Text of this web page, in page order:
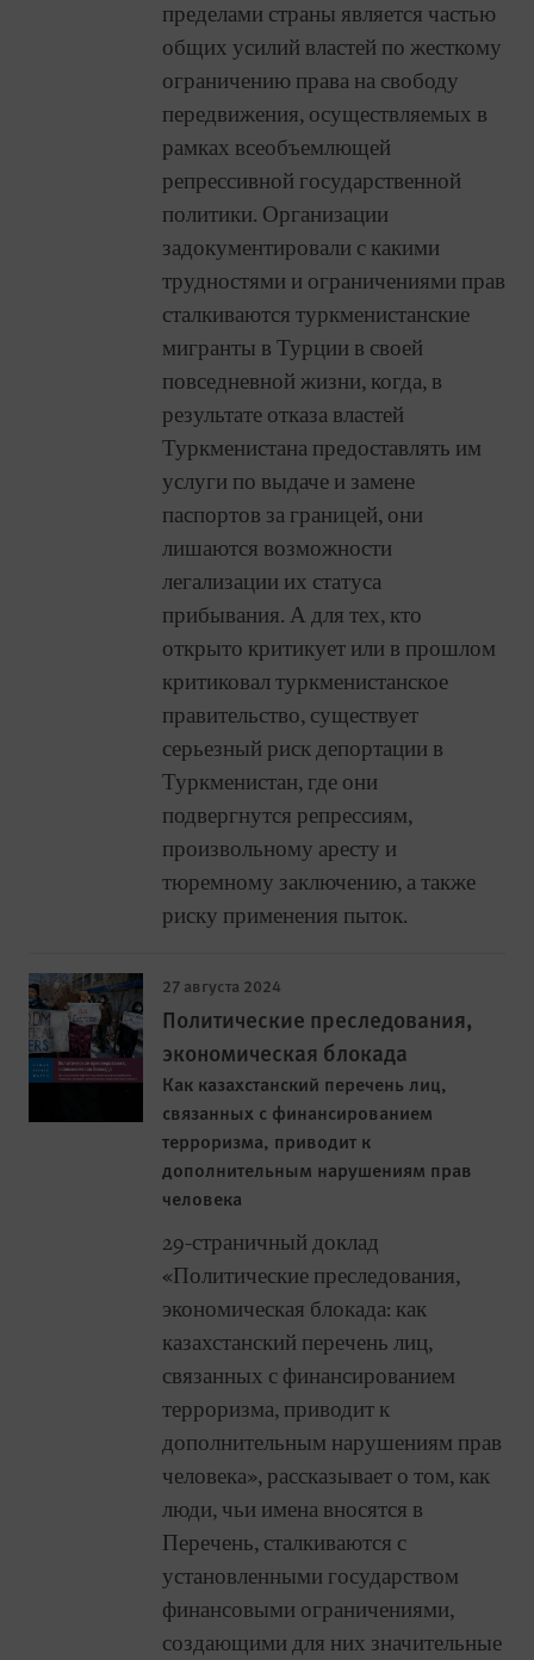
пределами страны является частью
общих усилий властей по жесткому
ограничению права на свободу
передвижения, осуществляемых в
рамках всеобъемлющей
репрессивной государственной
политики. Организации
задокументировали с какими
трудностями и ограничениями прав
сталкиваются туркменистанские
мигранты в Турции в своей
повседневной жизни, когда, в
результате отказа властей
Туркменистана предоставлять им
услуги по выдаче и замене
паспортов за границей, они
лишаются возможности
легализации их статуса
прибывания. А для тех, кто
открыто критикует или в прошлом
критиковал туркменистанское
правительство, существует
серьезный риск депортации в
Туркменистан, где они
подвергнутся репрессиям,
произвольному аресту и
тюремному заключению, а также
риску применения пыток.
27 августа 2024
Политические преследования,
экономическая блокада
Как казахстанский перечень лиц,
связанных с финансированием
терроризма, приводит к
дополнительным нарушениям прав
человека
29-страничный доклад
«Политические преследования,
экономическая блокада: как
казахстанский перечень лиц,
связанных с финансированием
терроризма, приводит к
дополнительным нарушениям прав
человека», рассказывает о том, как
люди, чьи имена вносятся в
Перечень, сталкиваются с
установленными государством
финансовыми ограничениями,
создающими для них значительные